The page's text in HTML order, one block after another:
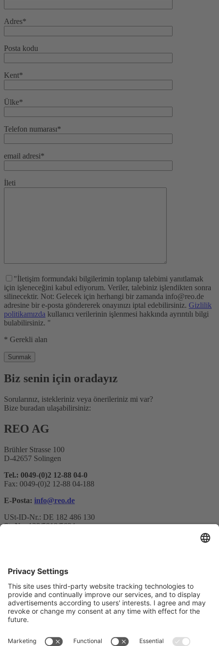
Adres*
Posta kodu
Kent*
Ülke*
Telefon numarası*
email adresi*
İleti
"İletişim formundaki bilgilerimin toplanıp talebimi yanıtlamak
için işleneceğini kabul ediyorum. Veriler, talebiniz işlendikten sonra
silinecektir. Not: Gelecek için herhangi bir zamanda info@reo.de
adresine bir e-posta göndererek onayınızı iptal edebilirsiniz. Gizlilik
politikamızda kullanıcı verilerinin işlenmesi hakkında ayrıntılı bilgi
bulabilirsiniz. "
* Gerekli alan
Biz senin için oradayız
Sorularınız, istekleriniz veya önerileriniz mi var?
Bize buradan ulaşabilirsiniz:
REO AG
Brühler Strasse 100
D-42657 Solingen
Tel.: 0049-(0)2 12-88 04-0
Fax: 0049-(0)2 12-88 04-188
E-Posta: info@reo.de
USt-ID-Nr.: DE 182 486 130
St.-Nr.: 128/5819/5634
E-posta adresi*
Evet, REO AG haber bültenini almak istediğimi ve verilerimin
işlenmesi hakkında bilgilendirildiğimi onaylıyorum.
Pazarlama platformumuz olarak Sendinblue kullanıyoruz. Formu